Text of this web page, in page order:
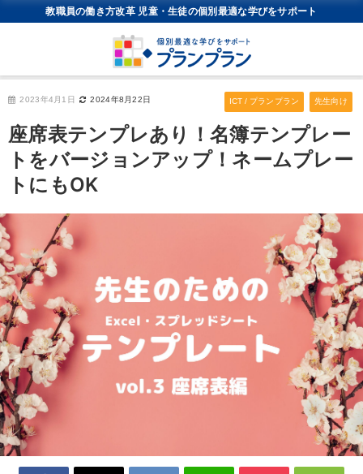
教職員の働き方改革 児童・生徒の個別最適な学びをサポート
2023年4月1日 2024年8月22日 ICT / プランプラン 先生向け
座席表テンプレあり！名簿テンプレー
トをバージョンアップ！ネームプレー
トにもOK